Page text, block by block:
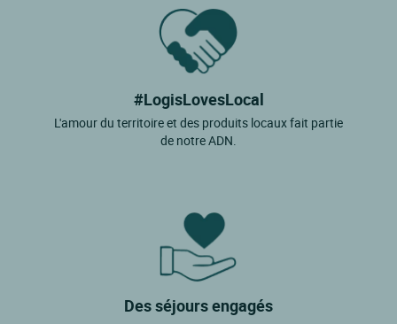
Le Grand Village Plage
#LogisLovesLocal
L'amour du territoire et des produits locaux fait partie
de notre ADN.
Des séjours engagés